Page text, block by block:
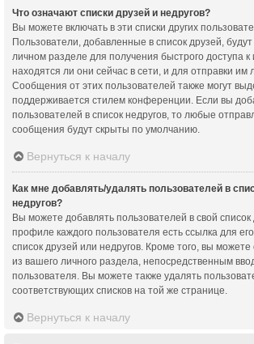
Что означают списки друзей и недругов?
Вы можете включать в эти списки других
Пользователи, добавленные в список друзей,
личном разделе для получения быстрого доступа
находятся ли они сейчас в сети, и для отправки им
Сообщения от этих пользователей также могут
поддерживается стилем конференции. Если вы
пользователей в список недругов, то любые
сообщения будут скрыты по умолчанию.
Вернуться к началу
Как мне добавлять/удалять пользователей в
недругов?
Вы можете добавлять пользователей в свой
профиле каждого пользователя есть ссылка для
список друзей или недругов. Кроме того, вы
из вашего личного раздела, непосредственным
пользователя. Вы можете также удалять
соответствующих списков на той же странице.
Вернуться к началу